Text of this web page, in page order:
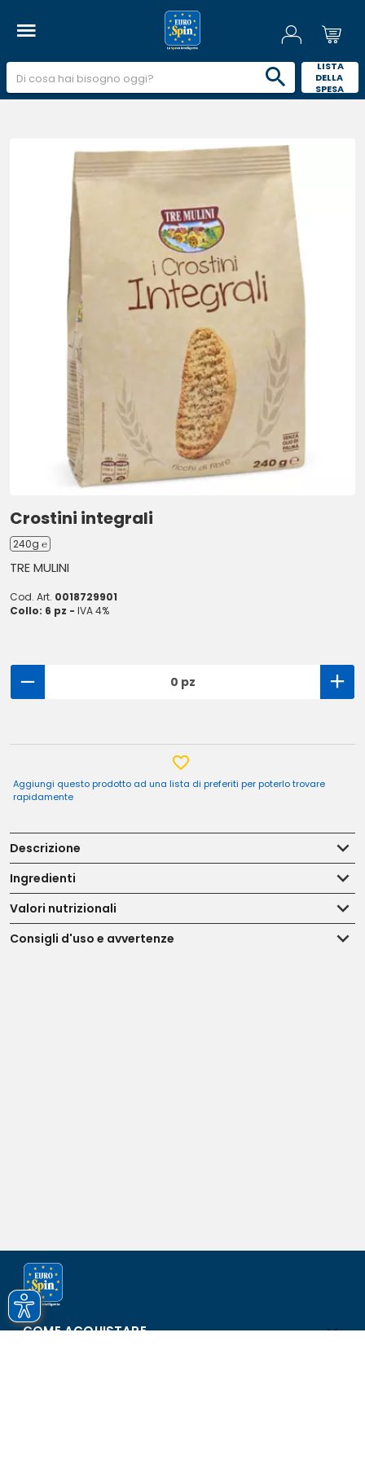
LISTA
DELLA
SPESA
Crostini integrali
240g ℮
TRE MULINI
Cod. Art. 0018729901
Collo: 6 pz - IVA 4%
0 pz
Aggiungi questo prodotto ad una lista di preferiti per poterlo trovare
rapidamente
Descrizione
Ingredienti
Valori nutrizionali
Consigli d'uso e avvertenze
COME ACQUISTARE